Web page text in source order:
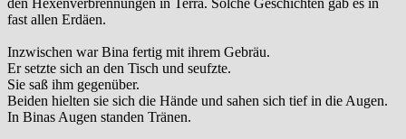
den Hexenverbrennungen in Terra. Solche Geschichten gab es in
fast allen Erdäen.
Inzwischen war Bina fertig mit ihrem Gebräu.
Er setzte sich an den Tisch und seufzte.
Sie saß ihm gegenüber.
Beiden hielten sie sich die Hände und sahen sich tief in die Augen.
In Binas Augen standen Tränen.